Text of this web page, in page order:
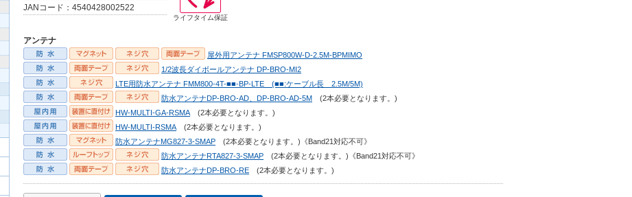
JANコード：4540428002522
ライフタイム保証
アンテナ
屋外用アンテナ FMSP800W-D-2.5M-BPMIMO
1/2波長ダイボールアンテナ DP-BRO-MI2
LTE用防水アンテナ FMM800-4T-■■-BP-LTE (■■:ケーブル長 2.5M/5M)
防水アンテナDP-BRO-AD、DP-BRO-AD-5M (2本必要となります。)
HW-MULTI-GA-RSMA (2本必要となります。)
HW-MULTI-RSMA (2本必要となります。)
防水アンテナMG827-3-SMAP (2本必要となります。)《Band21対応不可》
防水アンテナRTA827-3-SMAP (2本必要となります。)《Band21対応不可》
防水アンテナDP-BRO-RE (2本必要となります。)